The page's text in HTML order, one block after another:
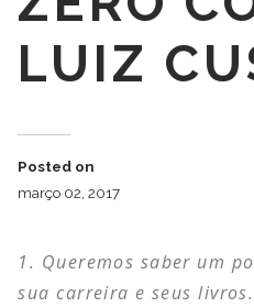
LUIZ
Posted on
março 02, 2017
Queremos saber um
sua carreira e seus livros.